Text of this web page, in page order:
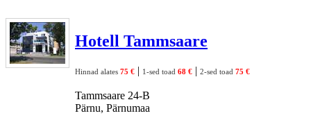
Hotell Tammsaare
Hinnad alates 75 € | 1-sed toad 68 € | 2-sed toad 75 €
Tammsaare 24-B
Pärnu, Pärnumaa